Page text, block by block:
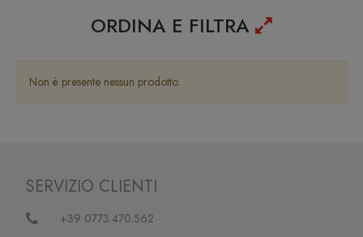
ORDINA E FILTRA
Non è presente nessun prodotto.
SERVIZIO CLIENTI
+39 0773.470.562